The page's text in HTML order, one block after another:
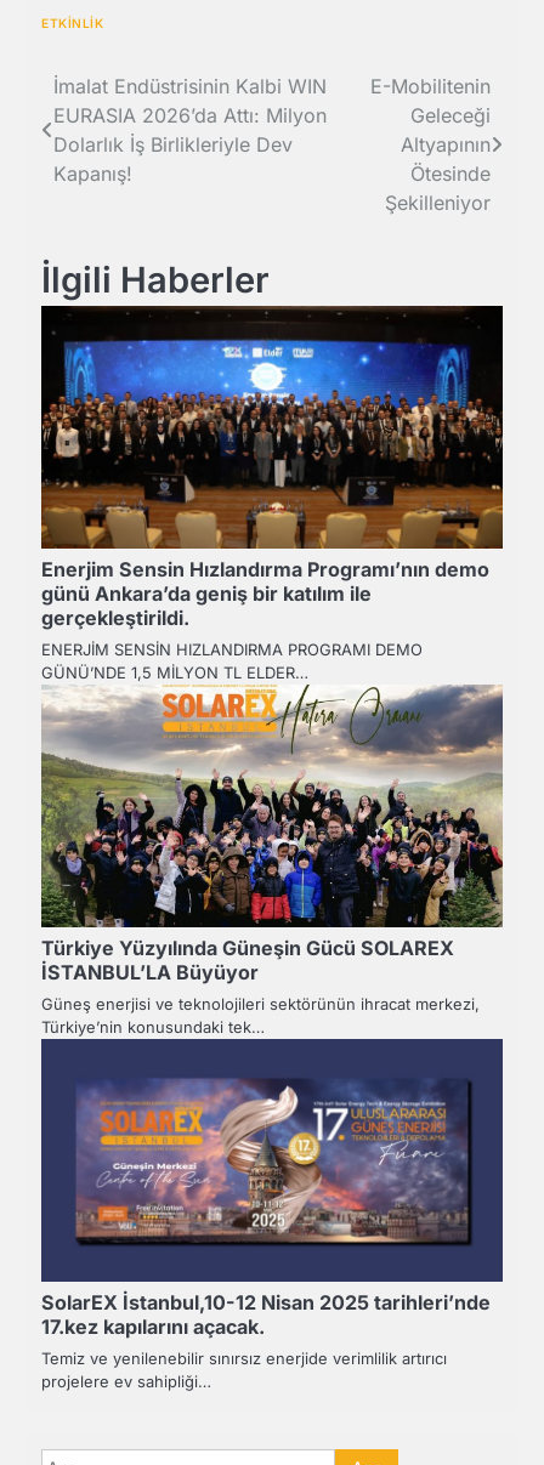
ETKİNLİK
Yazı
gezinmesi
İmalat Endüstrisinin Kalbi WIN
EURASIA 2026’da Attı: Milyon
Dolarlık İş Birlikleriyle Dev
Kapanış!
E-Mobilitenin
Geleceği
Altyapının
Ötesinde
Şekilleniyor
İlgili Haberler
Enerjim Sensin Hızlandırma Programı’nın demo
günü Ankara’da geniş bir katılım ile
gerçekleştirildi.
ENERJİM SENSİN HIZLANDIRMA PROGRAMI DEMO
GÜNÜ’NDE 1,5 MİLYON TL ELDER…
Türkiye Yüzyılında Güneşin Gücü SOLAREX
İSTANBUL’LA Büyüyor
Güneş enerjisi ve teknolojileri sektörünün ihracat merkezi,
Türkiye’nin konusundaki tek…
SolarEX İstanbul,10-12 Nisan 2025 tarihleri’nde
17.kez kapılarını açacak.
Temiz ve yenilenebilir sınırsız enerjide verimlilik artırıcı
projelere ev sahipliği…